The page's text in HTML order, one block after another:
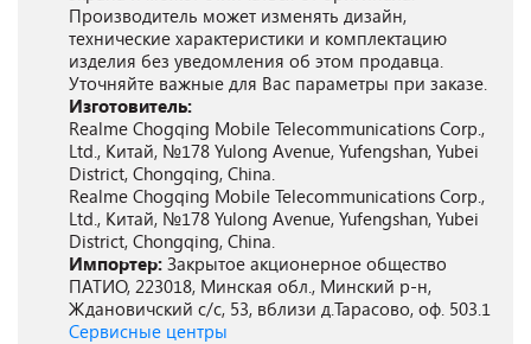
Производитель может изменять дизайн,
технические характеристики и комплектацию
изделия без уведомления об этом продавца.
Уточняйте важные для Вас параметры при заказе.
Изготовитель:
Realme Chogqing Mobile Telecommunications Corp.,
Ltd., Китай, №178 Yulong Avenue, Yufengshan, Yubei
District, Chongqing, China.
Realme Chogqing Mobile Telecommunications Corp.,
Ltd., Китай, №178 Yulong Avenue, Yufengshan, Yubei
District, Chongqing, China.
Импортер: Закрытое акционерное общество
ПАТИО, 223018, Минская обл., Минский р-н,
Ждановичский с/с, 53, вблизи д.Тарасово, оф. 503.1
Сервисные центры